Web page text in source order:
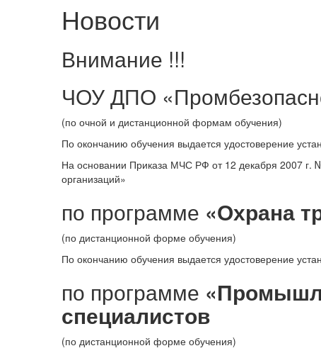
Новости
Внимание !!!
ЧОУ ДПО
(по очной и дистанционной формам обучения)
По окончанию обучения выдается удостоверение
На основании Приказа МЧС РФ от 12 декабря 2007 г.
организаций»
по программе «Охрана
(по дистанционной форме обучения)
По окончанию обучения выдается удостоверение
по программе
специалистов
(по дистанционной форме обучения)